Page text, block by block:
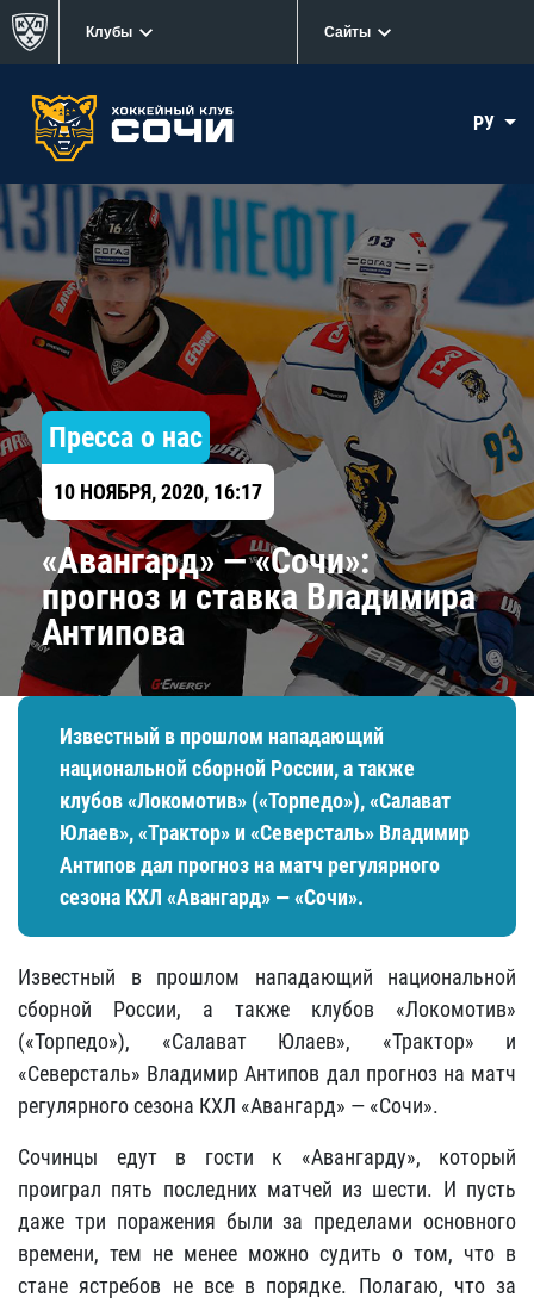
Клубы Сайты
РУ
Пресса о нас
10 НОЯБРЯ, 2020, 16:17
«Авангард» — «Сочи»:
прогноз и ставка Владимира
Антипова
Известный в прошлом нападающий
национальной сборной России, а также
клубов «Локомотив» («Торпедо»), «Салават
Юлаев», «Трактор» и «Северсталь» Владимир
Антипов дал прогноз на матч регулярного
сезона КХЛ «Авангард» — «Сочи».
Известный в прошлом нападающий национальной
сборной России, а также клубов «Локомотив»
(«Торпедо»), «Салават Юлаев», «Трактор» и
«Северсталь» Владимир Антипов дал прогноз на матч
регулярного сезона КХЛ «Авангард» — «Сочи».
Сочинцы едут в гости к «Авангарду», который
проиграл пять последних матчей из шести. И пусть
даже три поражения были за пределами основного
времени, тем не менее можно судить о том, что в
стане ястребов не все в порядке. Полагаю, что за